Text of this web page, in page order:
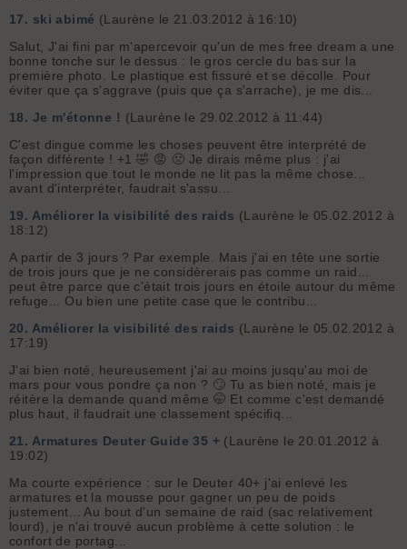
17. ski abimé (Laurène le 21.03.2012 à 16:10)
Salut, J'ai fini par m'apercevoir qu'un de mes free dream a une
bonne tonche sur le dessus : le gros cercle du bas sur la
première photo. Le plastique est fissuré et se décolle. Pour
éviter que ça s'aggrave (puis que ça s'arrache), je me dis...
18. Je m'étonne ! (Laurène le 29.02.2012 à 11:44)
C'est dingue comme les choses peuvent être interprété de
façon différente ! +1 🤣 😡 🤢 Je dirais même plus : j'ai
l'impression que tout le monde ne lit pas la même chose...
avant d'interpréter, faudrait s'assu...
19. Améliorer la visibilité des raids (Laurène le 05.02.2012 à
18:12)
A partir de 3 jours ? Par exemple. Mais j'ai en tête une sortie
de trois jours que je ne considèrerais pas comme un raid...
peut être parce que c'était trois jours en étoile autour du même
refuge... Ou bien une petite case que le contribu...
20. Améliorer la visibilité des raids (Laurène le 05.02.2012 à
17:19)
J'ai bien noté, heureusement j'ai au moins jusqu'au moi de
mars pour vous pondre ça non ? 🙄 Tu as bien noté, mais je
réitère la demande quand même 🤭 Et comme c'est demandé
plus haut, il faudrait une classement spécifiq...
21. Armatures Deuter Guide 35 + (Laurène le 20.01.2012 à
19:02)
Ma courte expérience : sur le Deuter 40+ j'ai enlevé les
armatures et la mousse pour gagner un peu de poids
justement... Au bout d'un semaine de raid (sac relativement
lourd), je n'ai trouvé aucun problème à cette solution : le
confort de portag...